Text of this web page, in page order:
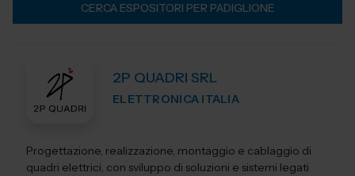
CERCA ESPOSITORI PER PADIGLIONE
2P QUADRI SRL
ELETTRONICA ITALIA
Progettazione, realizzazione, montaggio e cablaggio di
quadri elettrici, con sviluppo di soluzioni e sistemi legati